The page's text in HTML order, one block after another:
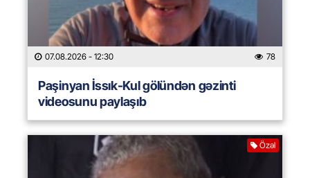
07.08.2026 - 12:30 78
Paşinyan İssık-Kul gölündən gəzinti
videosunu paylaşıb
Özəl